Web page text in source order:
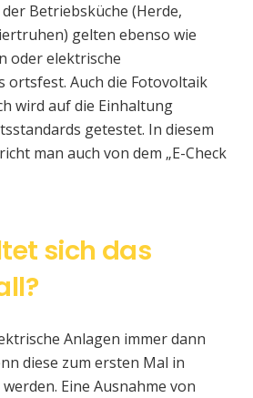
Betriebsküche (Herde,
gelten ebenso wie
oder elektrische
ortsfest. Auch die Fotovoltaik
wird auf die Einhaltung
getestet. In diesem
man auch von dem „E-Check
sich das
Anlagen immer dann
diese zum ersten Mal in
Eine Ausnahme von